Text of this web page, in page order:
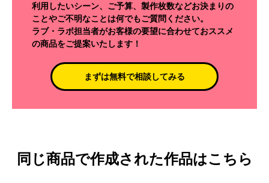
利用したいシーン、ご予算、製作枚数などお決まりの
ことやご不明なことは何でもご質問ください。
ラブ・ラボ担当者がお客様の要望に合わせておススメ
の商品をご提案いたします！
まずは無料で相談してみる
同じ商品で作成された作品はこちら